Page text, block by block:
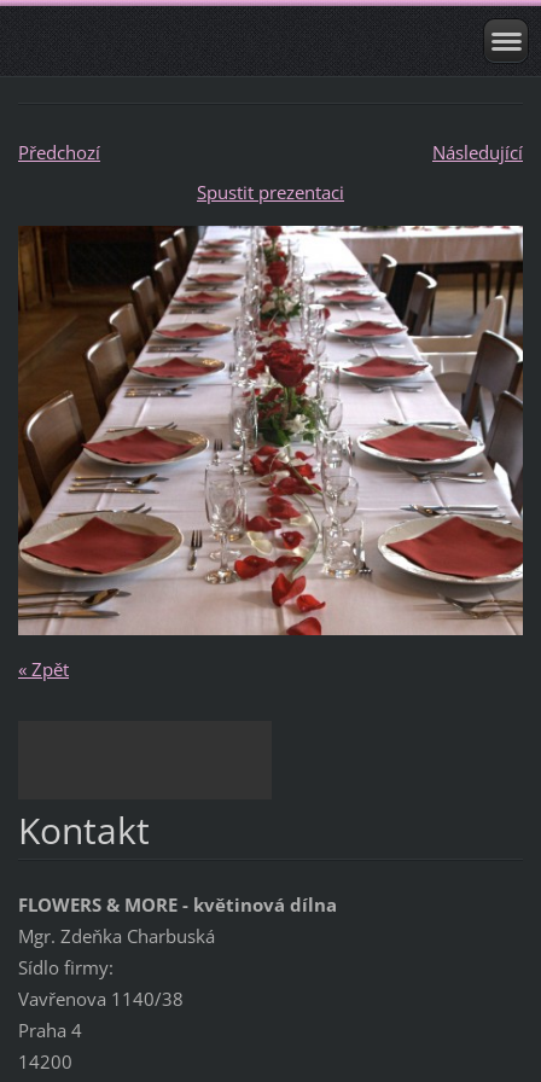
Předchozí
Následující
Spustit prezentaci
« Zpět
Kontakt
FLOWERS & MORE - květinová dílna
Mgr. Zdeňka Charbuská
Sídlo firmy:
Vavřenova 1140/38
Praha 4
14200